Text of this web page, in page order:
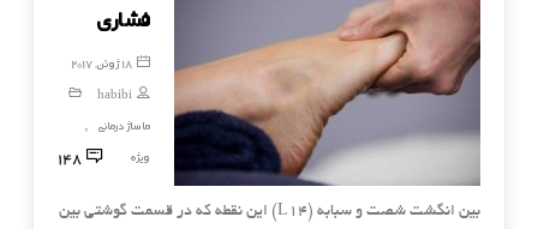
فشاری
18 ژوئن, 2017
habibi
ماساژ درمانی
,
ویژه 148
بین انگشت شصت و سبابه (L۱۴) این نقطه که در قسمت گوشتی بین